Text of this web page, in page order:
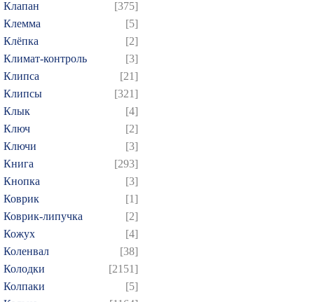
Клапан
[375]
Клемма
[5]
Клёпка
[2]
Климат-контроль
[3]
Клипса
[21]
Клипсы
[321]
Клык
[4]
Ключ
[2]
Ключи
[3]
Книга
[293]
Кнопка
[3]
Коврик
[1]
Коврик-липучка
[2]
Кожух
[4]
Коленвал
[38]
Колодки
[2151]
Колпаки
[5]